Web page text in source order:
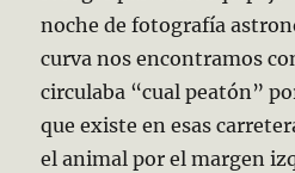
noche de fotografía
curva nos encontramos
circulaba “cual peatón”
que existe en esas
el animal por el margen